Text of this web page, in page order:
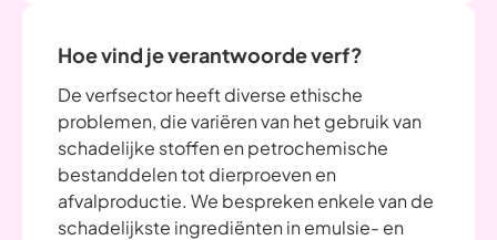
Hoe vind je verantwoorde verf?
De verfsector heeft diverse ethische
problemen, die variëren van het gebruik van
schadelijke stoffen en petrochemische
bestanddelen tot dierproeven en
afvalproductie. We bespreken enkele van de
schadelijkste ingrediënten in emulsie- en